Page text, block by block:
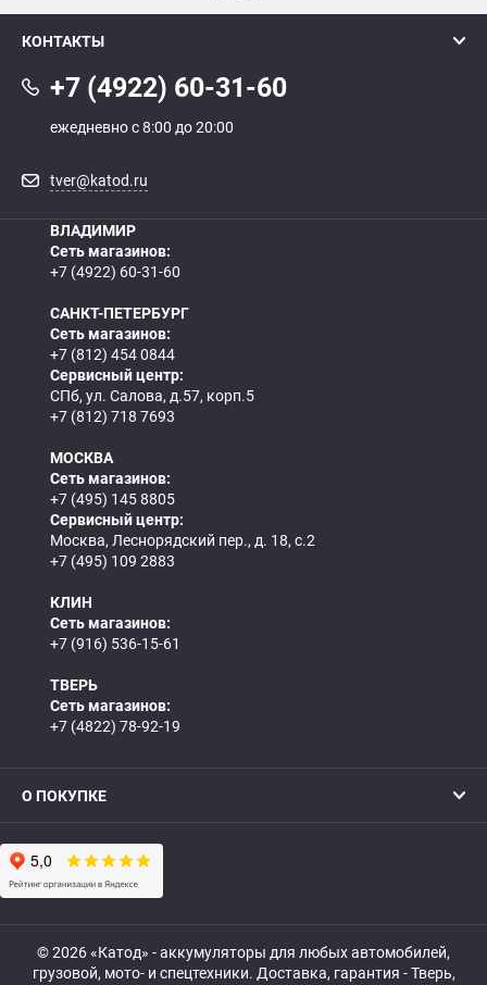
КОНТАКТЫ
+7 (4922) 60-31-60
ежедневно с 8:00 до 20:00
tver@katod.ru
ВЛАДИМИР
Сеть магазинов:
+7 (4922) 60-31-60
САНКТ-ПЕТЕРБУРГ
Сеть магазинов:
+7 (812) 454 0844
Сервисный центр:
СПб, ул. Салова, д.57, корп.5
+7 (812) 718 7693
МОСКВА
Сеть магазинов:
+7 (495) 145 8805
Сервисный центр:
Москва, Леснорядский пер., д. 18, с.2
+7 (495) 109 2883
КЛИН
Сеть магазинов:
+7 (916) 536-15-61
ТВЕРЬ
Сеть магазинов:
+7 (4822) 78-92-19
О ПОКУПКЕ
© 2026 «Катод» - аккумуляторы для любых автомобилей,
грузовой, мото- и спецтехники. Доставка, гарантия - Тверь,